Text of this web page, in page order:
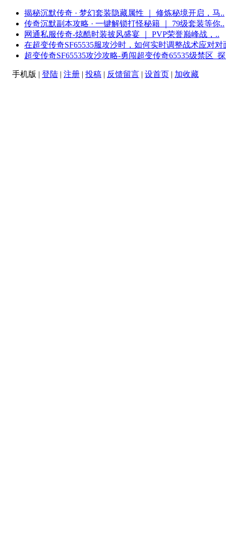
揭秘沉默传奇 · 梦幻套装隐藏属性 ｜ 修炼秘境开启，马..
传奇沉默副本攻略 · 一键解锁打怪秘籍 ｜ 79级套装等你..
网通私服传奇-炫酷时装披风盛宴 ｜ PVP荣誉巅峰战，..
在超变传奇SF65535服攻沙时，如何实时调整战术应对对
超变传奇SF65535攻沙攻略-勇闯超变传奇65535级禁区_
手机版 | 登陆 | 注册 | 投稿 | 反馈留言 | 设首页 | 加收藏